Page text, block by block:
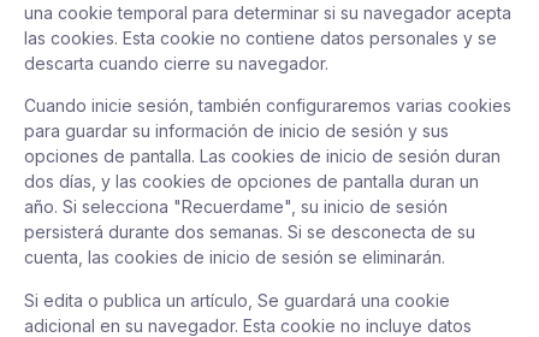
una cookie temporal para determinar si su navegador acepta
las cookies. Esta cookie no contiene datos personales y se
descarta cuando cierre su navegador.
Cuando inicie sesión, también configuraremos varias cookies
para guardar su información de inicio de sesión y sus
opciones de pantalla. Las cookies de inicio de sesión duran
dos días, y las cookies de opciones de pantalla duran un
año. Si selecciona "Recuerdame", su inicio de sesión
persisterá durante dos semanas. Si se desconecta de su
cuenta, las cookies de inicio de sesión se eliminarán.
Si edita o publica un artículo, Se guardará una cookie
adicional en su navegador. Esta cookie no incluye datos